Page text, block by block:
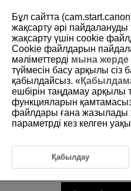
D146-135
Суреттерді негізгі
Жалғыз сурет дисплейінде,
дискісін бұрап, суреттер арқылы
[ :Image jump w/
көмегімен өту
]
Бұл сайтта
жақсарту әрі
жақсарту үшін сookie
Cookie файлдарын
мәліметтерді мына жерде
түймесін басу арқылы
қабылдайсыз. «
ешбірін таңдамау арқылы
функцияларын
файлдары ғана жазылады
параметрді кез келген
Қабылдау